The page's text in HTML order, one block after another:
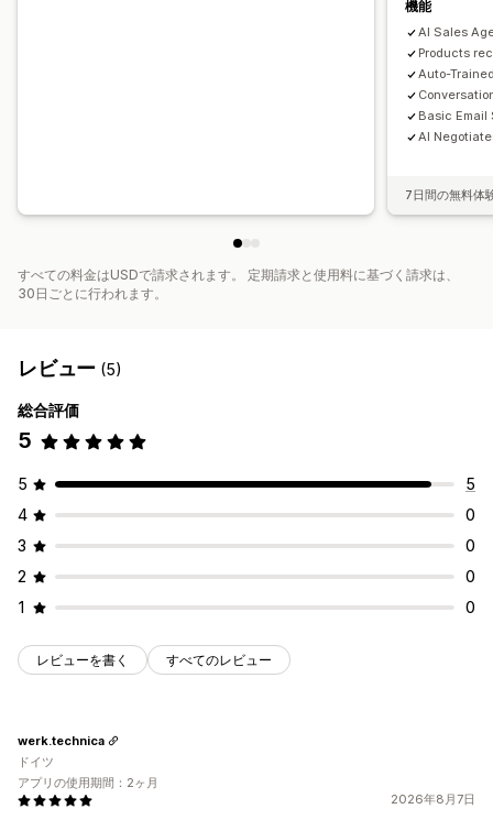
エージェントのアバター
機能
AI Sales
Products
Auto-
Basic Email
AI
7日間の無料体
すべての料金はUSDで請求されます。 定期請求と使用料に基づく請求は、
30日ごとに行われます。
レビュー (5)
総合評価
5
5
5
4
0
3
0
2
0
1
0
レビューを書く すべてのレビュー
2026年8月7日
werk.technica
ドイツ
アプリの使用期間：2ヶ月